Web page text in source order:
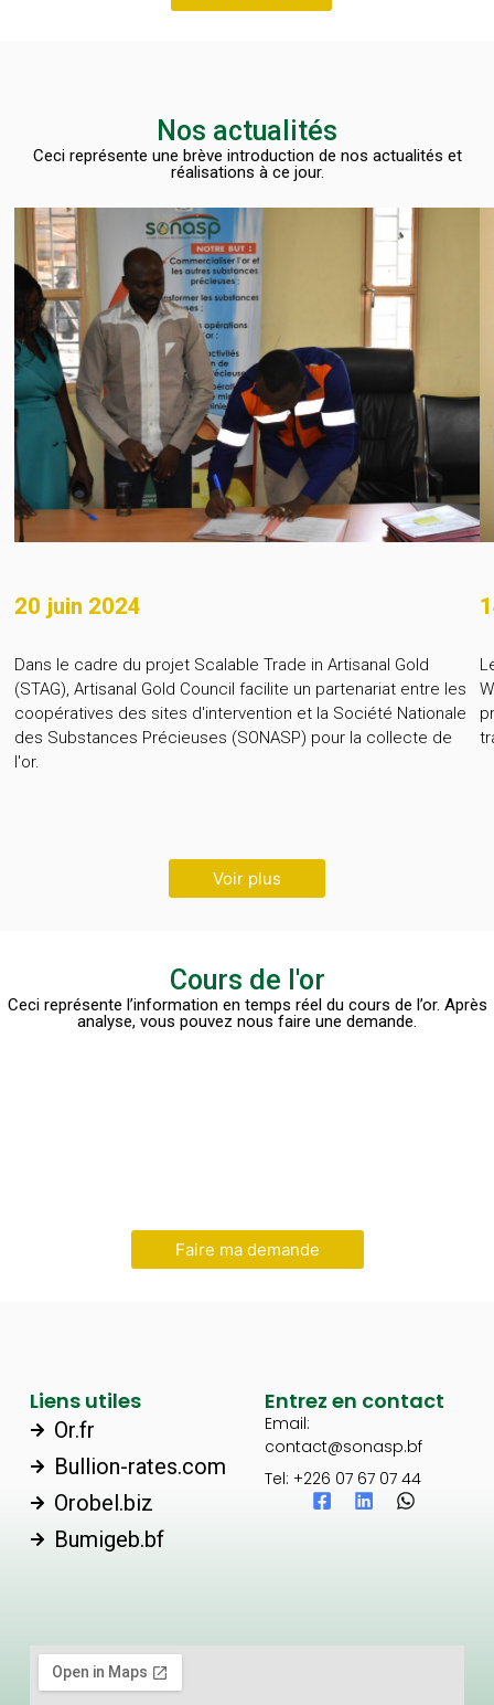
Nos actualités
Ceci représente une brève introduction de nos actualités et
réalisations à ce jour.
20 juin 2024
Dans le cadre du projet Scalable Trade in Artisanal Gold
(STAG), Artisanal Gold Council facilite un partenariat entre les
coopératives des sites d'intervention et la Société Nationale
des Substances Précieuses (SONASP) pour la collecte de
l'or.
Voir plus
Cours de l'or
Ceci représente l’information en temps réel du cours de l’or. Après
analyse, vous pouvez nous faire une demande.
Faire ma demande
Liens utiles
Or.fr
Bullion-rates.com
Orobel.biz
Bumigeb.bf
Entrez en contact
Email:
contact@sonasp.bf
Tel: +226 07 67 07 44
F
L
W